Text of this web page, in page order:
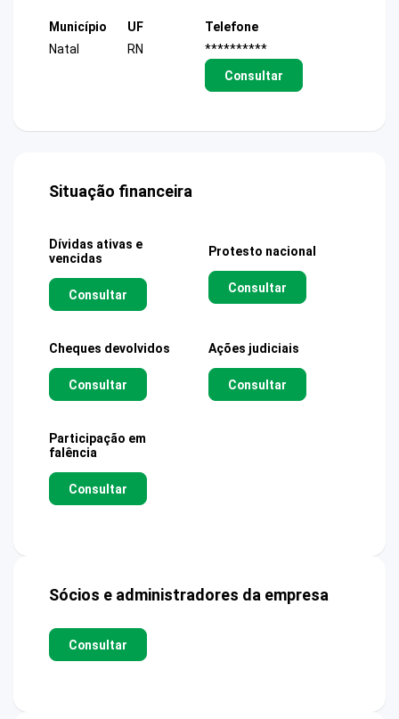
Município
Natal
UF
RN
Telefone
**********
Consultar
Situação financeira
Dívidas ativas e
vencidas
Consultar
Protesto nacional
Consultar
Cheques devolvidos
Consultar
Ações judiciais
Consultar
Participação em
falência
Consultar
Sócios e administradores da empresa
Consultar